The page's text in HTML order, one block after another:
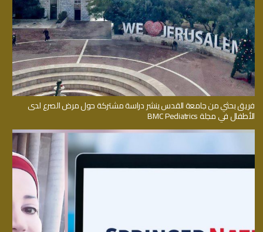
فريق بحثي من جامعة القدس ينشر دراسة مشتركة حول مرض الصرع لدى
الأطفال في مجلة BMC Pediatrics